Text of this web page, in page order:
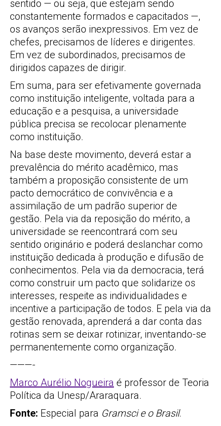
sentido — ou seja, que estejam sendo
constantemente formados e capacitados —,
os avanços serão inexpressivos. Em vez de
chefes, precisamos de líderes e dirigentes.
Em vez de subordinados, precisamos de
dirigidos capazes de dirigir.
Em suma, para ser efetivamente governada
como instituição inteligente, voltada para a
educação e a pesquisa, a universidade
pública precisa se recolocar plenamente
como instituição.
Na base deste movimento, deverá estar a
prevalência do mérito acadêmico, mas
também a proposição consistente de um
pacto democrático de convivência e a
assimilação de um padrão superior de
gestão. Pela via da reposição do mérito, a
universidade se reencontrará com seu
sentido originário e poderá deslanchar como
instituição dedicada à produção e difusão de
conhecimentos. Pela via da democracia, terá
como construir um pacto que solidarize os
interesses, respeite as individualidades e
incentive a participação de todos. E pela via da
gestão renovada, aprenderá a dar conta das
rotinas sem se deixar rotinizar, inventando-se
permanentemente como organização.
———-
Marco Aurélio Nogueira é professor de Teoria
Política da Unesp/Araraquara.
Fonte: Especial para Gramsci e o Brasil.